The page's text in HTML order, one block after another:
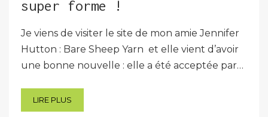
super forme !
Je viens de visiter le site de mon amie Jennifer
Hutton : Bare Sheep Yarn et elle vient d’avoir
une bonne nouvelle : elle a été acceptée par…
LIRE PLUS